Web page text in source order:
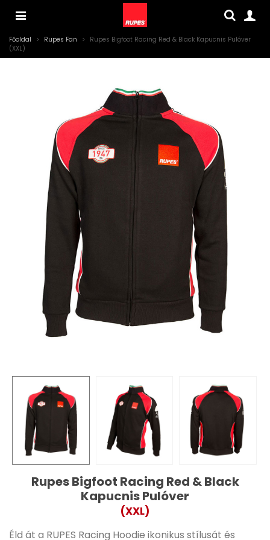
Főoldal > Rupes Fan > Rupes Bigfoot Racing Red & Black Kapucnis Pulóver
(XXL)
Rupes Bigfoot Racing Red & Black
Kapucnis Pulóver
(XXL)
Éld át a RUPES Racing Hoodie ikonikus stílusát és